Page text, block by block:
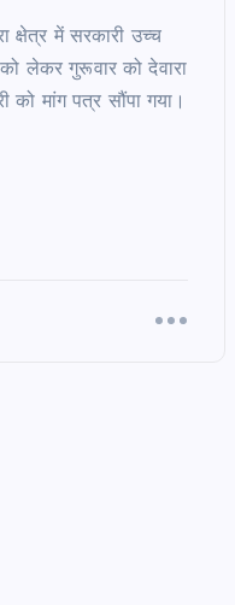
क्षेत्र में सरकारी उच्च
लेकर गुरूवार को देवारा
को मांग पत्र सौंपा गया।